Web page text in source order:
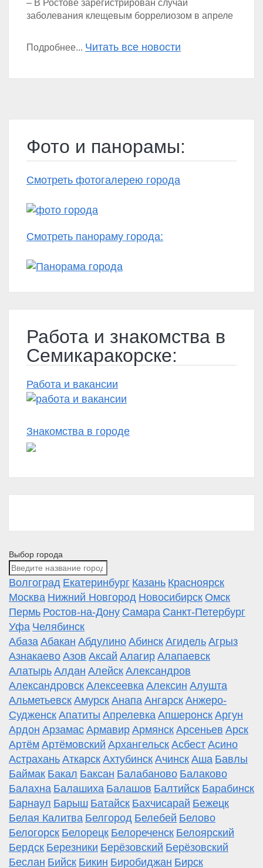
– В Ростове зарегистрирован случай
заболевания клещевым боррелиозом в апреле
Подробнее... Читать все новости
Фото и панорамы:
Смотреть фотогалерею города
Смотреть панораму города:
Работа и знакомства в
Семикаракорске:
Работа и вакансии
Знакомства в городе
Выбор города
Волгоград Екатеринбург Казань Красноярск
Москва Нижний Новгород Новосибирск Омск
Пермь Ростов-на-Дону Самара Санкт-Петербург
Уфа Челябинск
Абаза Абакан Абдулино Абинск Агидель Агрыз
Азнакаево Азов Аксай Алагир Алапаевск
Алатырь Алдан Алейск Александров
Александровск Алексеевка Алексин Алушта
Альметьевск Амурск Анапа Ангарск Анжеро-
Судженск Апатиты Апрелевка Апшеронск Аргун
Ардон Арзамас Армавир Армянск Арсеньев Арск
Артём Артёмовский Архангельск Асбест Асино
Астрахань Аткарск Ахтубинск Ачинск Аша Бавлы
Баймак Бакал Баксан Балабаново Балаково
Балахна Балашиха Балашов Балтийск Барабинск
Барнаул Барыш Батайск Бахчисарай Бежецк
Белая Калитва Белгород Белебей Белово
Белогорск Белорецк Белореченск Белоярский
Бердск Березники Берёзовский Берёзовский
Беслан Бийск Бикин Биробиджан Бирск